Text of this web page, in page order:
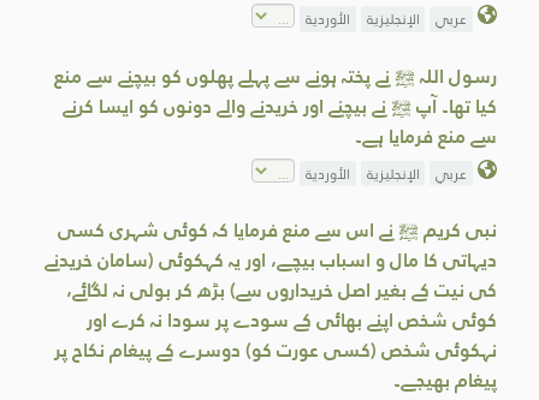
عربي الإنجليزية الأوردية
رسول اللہ ﷺ نے پختہ ہونے سے پہلے پھلوں کو بیچنے سے منع
کیا تھا۔ آپ ﷺ نے بیچنے اور خریدنے والے دونوں کو ایسا کرنے
سے منع فرمایا ہے۔
عربي الإنجليزية الأوردية
نبی کریم ﷺ نے اس سے منع فرمایا کہ کوئی شہری کسی
دیہاتی کا مال و اسباب بیچے، اور یہ کہکوئی (سامان خریدنے
کی نیت کے بغیر اصل خریداروں سے) بڑھ کر بولی نہ لگائے،
کوئی شخص اپنے بھائی کے سودے پر سودا نہ کرے اور
نہکوئی شخص (کسی عورت کو) دوسرے کے پیغام نکاح پر
پیغام بھیجے۔